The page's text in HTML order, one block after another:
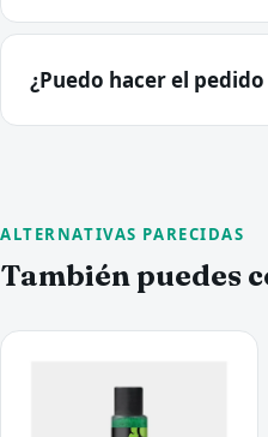
¿Puedo hacer el
ALTERNATIVAS PARECIDAS
También puedes